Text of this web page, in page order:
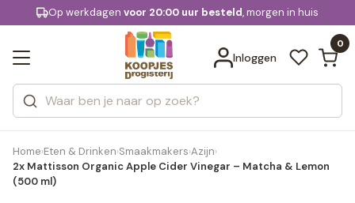
KD.
extra voor 20:00 uur besteld
Gratis bezorgingvanaf € 74,95
Inloggen
0
Zoeken
Categorieën
Merken
Bekijk alle resultaten
Home›Eten & Drinken›Smaakmakers›Azijn›
2x Mattisson Organic Apple Cider Vinegar – Matcha & Lemon
(500 ml)